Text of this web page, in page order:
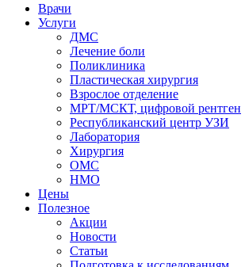
Врачи
Услуги
ДМС
Лечение боли
Поликлиника
Пластическая хирургия
Взрослое отделение
МРТ/МСКТ, цифровой рентген
Республиканский центр УЗИ
Лаборатория
Хирургия
ОМС
НМО
Цены
Полезное
Акции
Новости
Статьи